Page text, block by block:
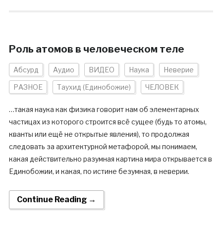
Роль атомов в человеческом теле
Абсурд Аудио ВИДЕО Наука Неверие
РАЗНОЕ Таухид (Единобожие) ЧЕЛОВЕК
…такая наука как физика говорит нам об элементарных
частицах из которого строится всё сущее (будь то атомы,
кванты или ещё не открытые явления), то продолжая
следовать за архитектурной метафорой, мы понимаем,
какая действительно разумная картина мира открывается в
Единобожии, и какая, по истине безумная, в неверии.
Continue Reading →